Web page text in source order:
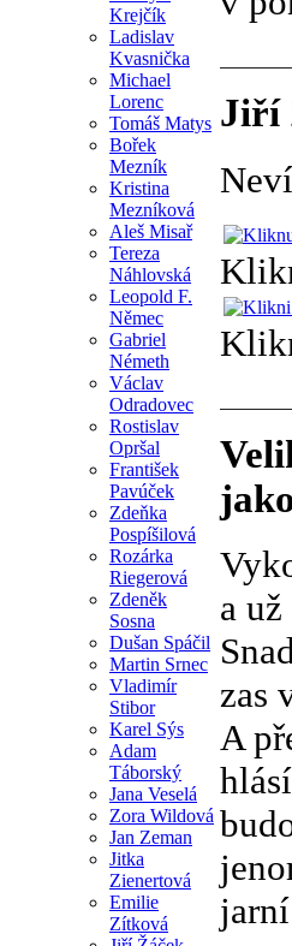
Krejčík
Ladislav
Kvasnička
Michael
Lorenc
Tomáš Matys
Bořek
Mezník
Kristina
Mezníková
Aleš Misař
Tereza
Náhlovská
Leopold F.
Němec
Gabriel
Németh
Václav
Odradovec
Rostislav
Opršal
František
Pavúček
Zdeňka
Pospíšilová
Rozárka
Riegerová
Zdeněk
Sosna
Dušan Spáčil
Martin Srnec
Vladimír
Stibor
Karel Sýs
Adam
Táborský
Jana Veselá
Zora Wildová
Jan Zeman
Jitka
Zienertová
Emilie
Zítková
Jiří
a už
zas
A